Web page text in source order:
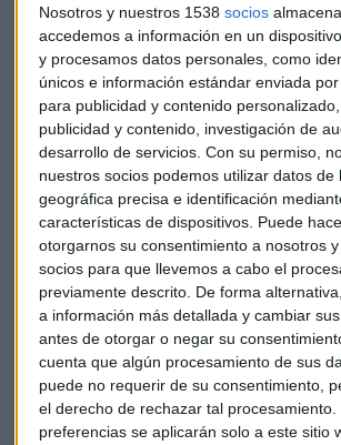
Nosotros y nuestros 1538 socios
accedemos a información en un
y procesamos datos personales, como
únicos e información estándar enviada
para publicidad y contenido
publicidad y contenido, investigación de
desarrollo de servicios. Con su permiso,
nuestros socios podemos utilizar datos de
geográfica precisa e identificación
características de dispositivos. Puede
otorgarnos su consentimiento a nosotros
socios para que llevemos a cabo el
previamente descrito. De forma
a información más detallada y cambiar
antes de otorgar o negar su
cuenta que algún procesamiento de sus
puede no requerir de su consentimiento,
el derecho de rechazar tal procesamiento.
preferencias se aplicarán solo a este sitio
Teslano venderá ningún bitcóin y
utilizarlo para las transacciones tan
transite hacia una energía más
estamos estudiando otras criptodivisas
del 1% de la energía/transacción de
Aporte de 101 millones de
resultados de Tesla
Este último punto del comunicado de Elon
realmente importante para que no se
manipulación del mercado.
Cabe recordar que Tesla, en la
resultados, anunció que había invertido
dólares en bitcóin y que recortó su